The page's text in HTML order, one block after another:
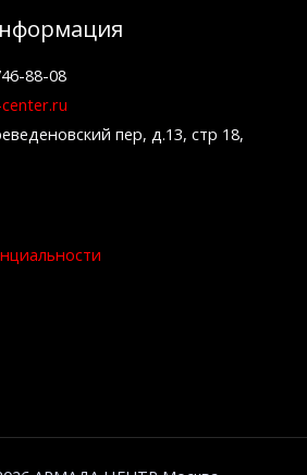
88-08
пер, д.13, стр 18,